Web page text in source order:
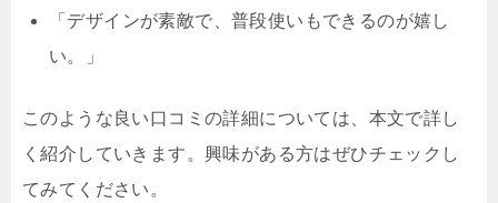
「デザインが素敵で、普段使いもできるのが嬉し
い。」
このような良い口コミの詳細については、本文で詳し
く紹介していきます。興味がある方はぜひチェックし
てみてください。